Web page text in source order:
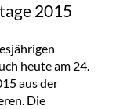
2015
heute am 24.
aus der
Die